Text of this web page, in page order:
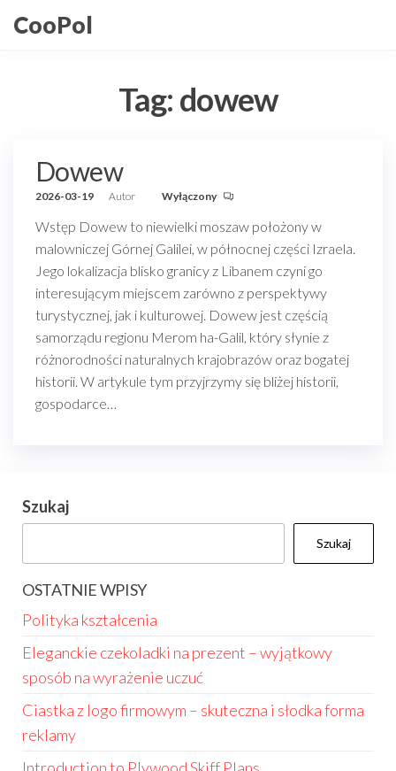
doCooPol
Tag: dowew
Dowew
2026-03-19 Autor Wyłączony
Wstęp Dowew to niewielki moszaw położony w
malowniczej Górnej Galilei, w północnej części Izraela.
Jego lokalizacja blisko granicy z Libanem czyni go
interesującym miejscem zarówno z perspektywy
turystycznej, jak i kulturowej. Dowew jest częścią
samorządu regionu Merom ha-Galil, który słynie z
różnorodności naturalnych krajobrazów oraz bogatej
historii. W artykule tym przyjrzymy się bliżej historii,
gospodarce…
Szukaj
Szukaj
OSTATNIE WPISY
Polityka kształcenia
Eleganckie czekoladki na prezent – wyjątkowy
sposób na wyrażenie uczuć
Ciastka z logo firmowym – skuteczna i słodka forma
reklamy